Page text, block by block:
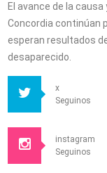
El avance de la
Concordia continúan
esperan resultados
desaparecido.
x
Seguinos
instagram
Seguinos